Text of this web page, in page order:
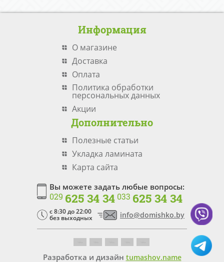
Информация
О магазине
Доставка
Оплата
Политика обработки
персональных данных
Акции
Дополнительно
Полезные статьи
Укладка ламината
Карта сайта
Вы можете задать любые вопросы:
029 625 34 34 033 625 34 34
c 8:30 до 22:00
без выходных info@domishko.by
Разработка и дизайн tumashov.name